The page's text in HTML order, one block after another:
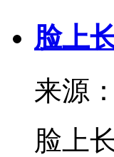
脸上
来源：
脸上